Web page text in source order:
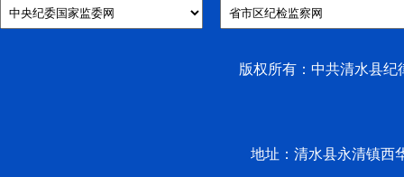
版权所有：中共清水县纪
地址：清水县永清镇西